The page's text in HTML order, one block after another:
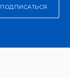
ПОДПИСАТЬСЯ